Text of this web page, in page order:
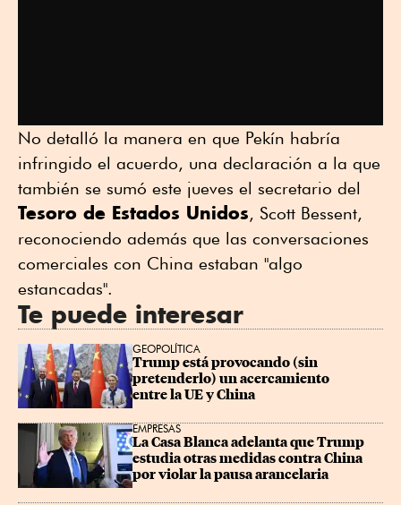
No detalló la manera en que Pekín habría
infringido el acuerdo, una declaración a la que
también se sumó este jueves el secretario del
Tesoro de Estados Unidos, Scott Bessent,
reconociendo además que las conversaciones
comerciales con China estaban "algo
estancadas".
Te puede interesar
GEOPOLÍTICA
Trump está provocando (sin
pretenderlo) un acercamiento
entre la UE y China
EMPRESAS
La Casa Blanca adelanta que Trump
estudia otras medidas contra China
por violar la pausa arancelaria